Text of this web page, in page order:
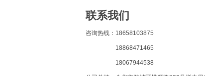
联系我们
咨询热线：18658103875
18868471465
18067944538